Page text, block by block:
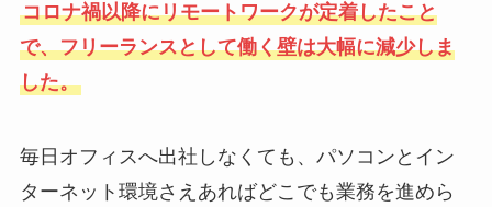
コロナ禍以降にリモートワークが定着したこと
で、フリーランスとして働く壁は大幅に減少しま
した。
毎日オフィスへ出社しなくても、パソコンとイン
ターネット環境さえあればどこでも業務を進めら